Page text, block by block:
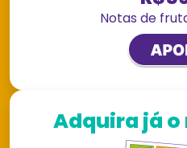
Notas de
Adquira já